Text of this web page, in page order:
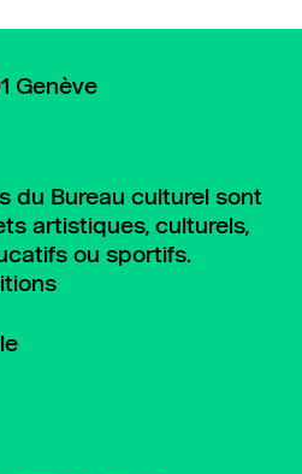
Genève
du Bureau culturel sont
artistiques, culturels,
ou sportifs.